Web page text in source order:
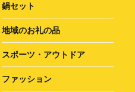
鍋セット
地域のお礼の品
スポーツ・アウトドア
ファッション